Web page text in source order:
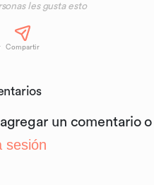
les gusta esto
Compartir
agregar un comentario
sesión